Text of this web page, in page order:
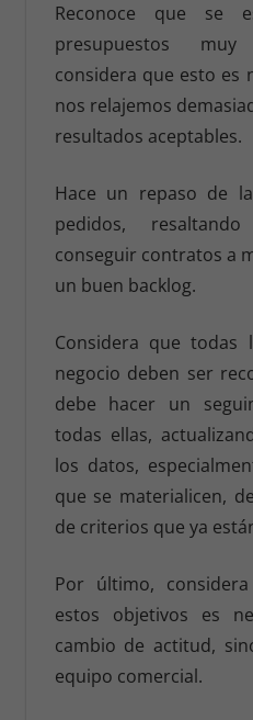
Reconoce que se
presupuestos
considera que esto es
nos relajemos
resultados aceptables.
Hace un repaso de
pedidos,
conseguir contratos a
un buen backlog.
Considera que todas
negocio deben ser
debe hacer un
todas ellas,
los datos,
que se materialicen,
de criterios que ya
Por último,
estos objetivos es
cambio de actitud,
equipo comercial.